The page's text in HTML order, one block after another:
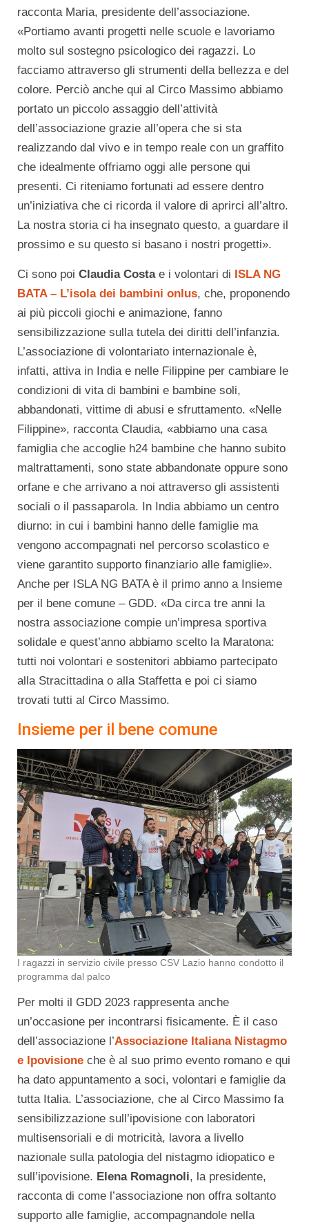
racconta Maria, presidente dell’associazione.
«Portiamo avanti progetti nelle scuole e lavoriamo
molto sul sostegno psicologico dei ragazzi. Lo
facciamo attraverso gli strumenti della bellezza e del
colore. Perciò anche qui al Circo Massimo abbiamo
portato un piccolo assaggio dell’attività
dell’associazione grazie all’opera che si sta
realizzando dal vivo e in tempo reale con un graffito
che idealmente offriamo oggi alle persone qui
presenti. Ci riteniamo fortunati ad essere dentro
un’iniziativa che ci ricorda il valore di aprirci all’altro.
La nostra storia ci ha insegnato questo, a guardare il
prossimo e su questo si basano i nostri progetti».
Ci sono poi Claudia Costae i volontari di ISLA NG
BATA – L’isola dei bambini onlus, che, proponendo
ai più piccoli giochi e animazione, fanno
sensibilizzazione sulla tutela dei diritti dell’infanzia.
L’associazione di volontariato internazionale è,
infatti, attiva in India e nelle Filippine per cambiare le
condizioni di vita di bambini e bambine soli,
abbandonati, vittime di abusi e sfruttamento. «Nelle
Filippine», racconta Claudia, «abbiamo una casa
famiglia che accoglie h24 bambine che hanno subito
maltrattamenti, sono state abbandonate oppure sono
orfane e che arrivano a noi attraverso gli assistenti
sociali o il passaparola. In India abbiamo un centro
diurno: in cui i bambini hanno delle famiglie ma
vengono accompagnati nel percorso scolastico e
viene garantito supporto finanziario alle famiglie».
Anche per ISLA NG BATA è il primo anno a Insieme
per il bene comune – GDD. «Da circa tre anni la
nostra associazione compie un’impresa sportiva
solidale e quest’anno abbiamo scelto la Maratona:
tutti noi volontari e sostenitori abbiamo partecipato
alla Stracittadina o alla Staffetta e poi ci siamo
trovati tutti al Circo Massimo.
Insieme per il bene comune
I ragazzi in servizio civile presso CSV Lazio hanno condotto il
programma dal palco
Per molti il GDD 2023 rappresenta anche
un’occasione per incontrarsi fisicamente. È il caso
dell’associazione l’Associazione Italiana Nistagmo
e Ipovisione che è al suo primo evento romano e qui
ha dato appuntamento a soci, volontari e famiglie da
tutta Italia. L’associazione, che al Circo Massimo fa
sensibilizzazione sull’ipovisione con laboratori
multisensoriali e di motricità, lavora a livello
nazionale sulla patologia del nistagmo idiopatico e
sull’ipovisione. Elena Romagnoli, la presidente,
racconta di come l’associazione non offra soltanto
supporto alle famiglie, accompagnandole nella